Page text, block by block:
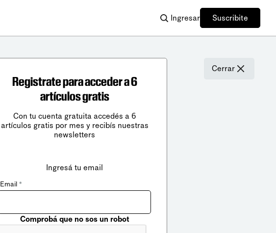
Ingresar Suscribite
Cerrar
Registrate para acceder a 6
artículos gratis
Con tu cuenta gratuita accedés a 6
artículos gratis por mes y recibís nuestras
newsletters
Ingresá tu email
Email *
Comprobá que no sos un robot